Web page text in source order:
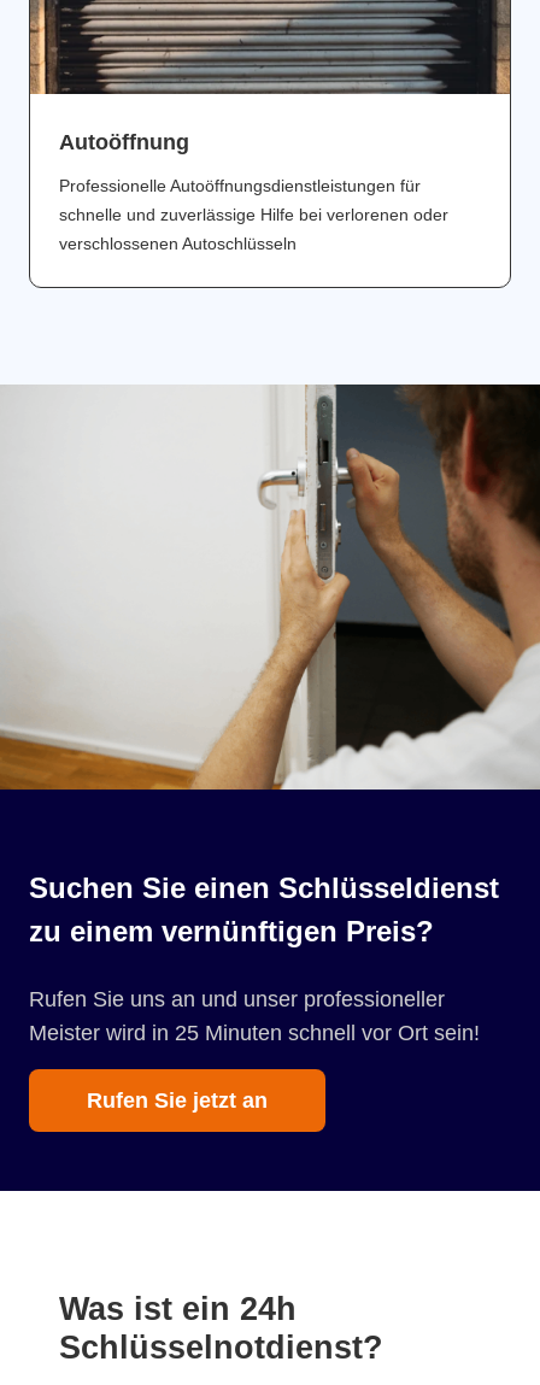
Аutoöffnung
Professionelle Autoöffnungsdienstleistungen für
schnelle und zuverlässige Hilfe bei verlorenen oder
verschlossenen Autoschlüsseln
Suchen Sie einen Schlüsseldienst
zu einem vernünftigen Preis?
Rufen Sie uns an und unser professioneller
Meister wird in 25 Minuten schnell vor Ort sein!
Rufen Sie jetzt an
Was ist ein 24h
Schlüsselnotdienst?